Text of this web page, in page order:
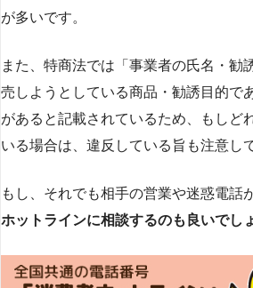
が多いです​​。
また、特商法では「事業者の氏名・勧
売しようとしている商品・勧誘目的で
があると記載されているため、もしど
いる場合は、違反している旨も注意し
もし、それでも相手の営業や迷惑電話
ホットラインに相談するのも良いでし